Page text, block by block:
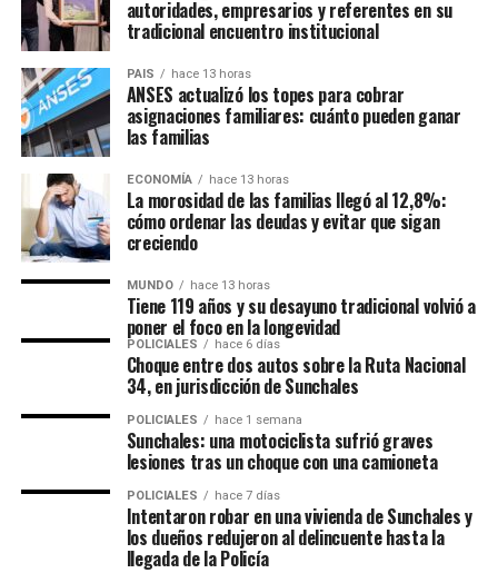
autoridades, empresarios y referentes en su
tradicional encuentro institucional
PAIS hace 13 horas
ANSES actualizó los topes para cobrar
asignaciones familiares: cuánto pueden ganar
las familias
ECONOMÍA hace 13 horas
La morosidad de las familias llegó al 12,8%:
cómo ordenar las deudas y evitar que sigan
creciendo
MUNDO hace 13 horas
Tiene 119 años y su desayuno tradicional volvió a
poner el foco en la longevidad
POLICIALES hace 6 días
Choque entre dos autos sobre la Ruta Nacional
34, en jurisdicción de Sunchales
POLICIALES hace 1 semana
Sunchales: una motociclista sufrió graves
lesiones tras un choque con una camioneta
POLICIALES hace 7 días
Intentaron robar en una vivienda de Sunchales y
los dueños redujeron al delincuente hasta la
llegada de la Policía